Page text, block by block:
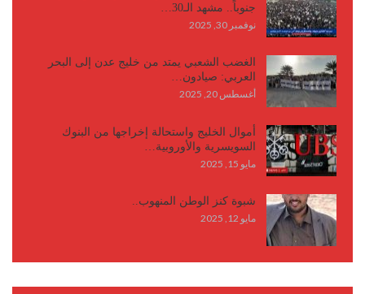
جنوباً.. مشهد الـ30…
نوفمبر 30, 2025
الغضب الشعبي يمتد من خليج عدن إلى البحر
العربي: صيادون…
أغسطس 20, 2025
أموال الخليج واستحالة إخراجها من البنوك
السويسرية والأوروبية…
مايو 15, 2025
شبوة كنز الوطن المنهوب..
مايو 12, 2025